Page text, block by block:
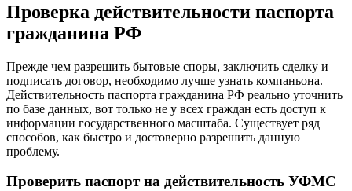
Проверка действительности паспорта
гражданина РФ
Прежде чем разрешить бытовые споры, заключить сделку и
подписать договор, необходимо лучше узнать компаньона.
Действительность паспорта гражданина РФ реально уточнить
по базе данных, вот только не у всех граждан есть доступ к
информации государственного масштаба. Существует ряд
способов, как быстро и достоверно разрешить данную
проблему.
Проверить паспорт на действительность УФМС